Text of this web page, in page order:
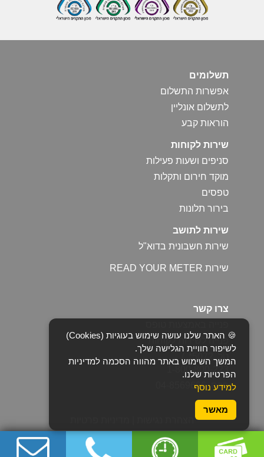
תשלומים
אפשרות התשלום
לתשלום אונליין
הוראות קבע
שירות לקוחות
סניפים ושעות פעילות
מוקד חירום ותקלות
טפסים
בירור תלונות
שירות לתושב
שירות חשבונית בדוא"ל
שירות READ YOUR METER
צרו קשר
פנייה לשירות לקוחות
1-800-800-223
פקס. 04-8569666
🍪 האתר שלנו עושה שימוש בעוגיות (Cookies)
לשיפור חוויית הגלישה שלך.
המשך השימוש באתר מהווה הסכמה למדיניות
הפרטיות שלנו.
למידע נוסף
מאשר